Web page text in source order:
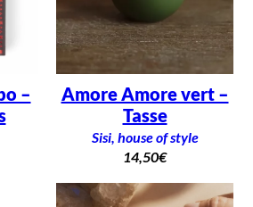
–
Amore Amore vert –
Tasse
Sisi, house of style
14,50€